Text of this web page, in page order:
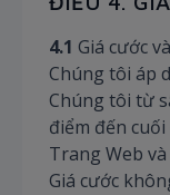
4.1 Giá cước
Chúng tôi áp
Chúng tôi từ
điểm đến
Trang Web
Giá cước